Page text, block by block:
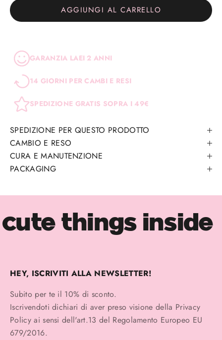
AGGIUNGI AL CARRELLO
GARANZIA LAEI 2 ANNI
14 GIORNI PER CAMBI E RESI
SPEDIZIONE GRATIS SOPRA I 49€
SPEDIZIONE PER QUESTO PRODOTTO
CAMBIO E RESO
CURA E MANUTENZIONE
PACKAGING
cute things inside
HEY, ISCRIVITI ALLA NEWSLETTER!
Subito per te il 10% di sconto.
Iscrivendoti dichiari di aver preso visione della Privacy
Policyai sensi dell'art.13 del Regolamento Europeo EU
679/2016.